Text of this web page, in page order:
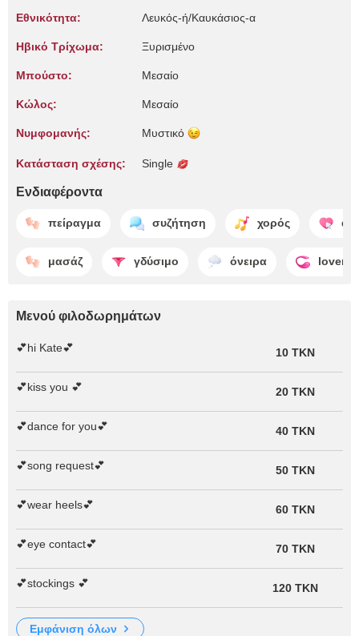
Εθνικότητα: Λευκός-ή/Καυκάσιος-α
Ηβικό Τρίχωμα: Ξυρισμένο
Μπούστο: Μεσαίο
Κώλος: Μεσαίο
Νυμφομανής: Μυστικό
Κατάσταση σχέσης: Single
Ενδιαφέροντα
πείραγμα συζήτηση χορός
μασάζ γδύσιμο όνειρα
Μενού φιλοδωρημάτων
💕hi Kate💕 10 TKN
💕kiss you 💕 20 TKN
💕dance for you💕 40 TKN
💕song request💕 50 TKN
💕wear heels💕 60 TKN
💕eye contact💕 70 TKN
💕stockings 💕 120 TKN
εμφάνιση όλων